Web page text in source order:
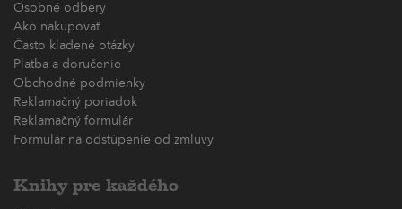
Osobné odbery
Ako nakupovať
Často kladené otázky
Platba a doručenie
Obchodné podmienky
Reklamačný poriadok
Reklamačný formulár
Formulár na odstúpenie od zmluvy
Knihy pre každého